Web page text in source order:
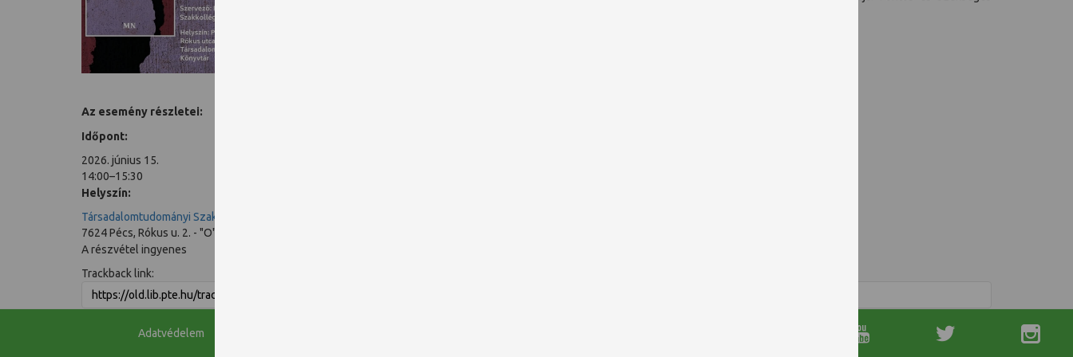
Az esemény részletei:
Időpont:
2026. június 15.
14:00–15:30
Helyszín:
Társadalomtudományi Szakkönyvtár
7624 Pécs, Rókus u. 2. - "O" épület
A részvétel ingyenes
Trackback link:
Adatvédelem